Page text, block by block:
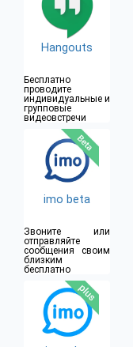
Hangouts
Бесплатно
проводите
индивидуальные и
групповые
видеовстречи
imo beta
Звоните или
отправляйте
сообщения своим
близким
бесплатно